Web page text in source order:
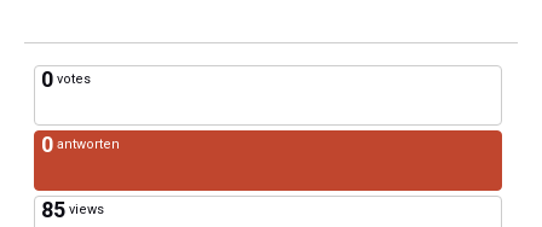
0 votes
0 antworten
85 views